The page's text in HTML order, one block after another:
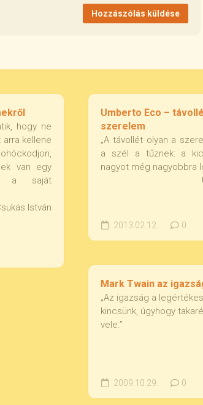
hogy ne
kellene
van egy
a saját
István
Umberto Eco –
szerelem
„A távollét olyan a
a szél a tűznek: a
nagyot még nagyobbra
2013.02.12. 0
Mark Twain az
„Az igazság a
kincsünk, úgyhogy
vele.”
2009.10.29. 0